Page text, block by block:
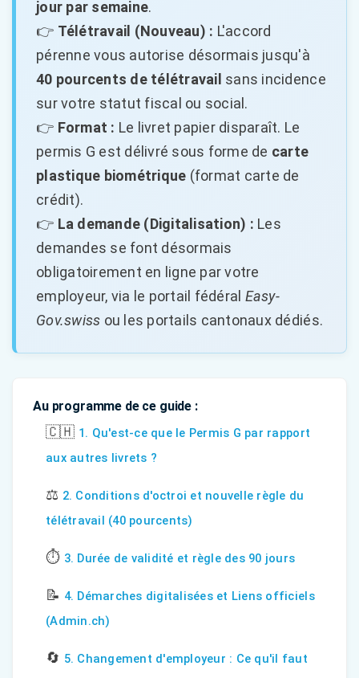
jour par semaine.
👉 Télétravail (Nouveau) : L'accord
pérenne vous autorise désormais jusqu'à
40 pourcents de télétravail sans incidence
sur votre statut fiscal ou social.
👉 Format : Le livret papier disparaît. Le
permis G est délivré sous forme de carte
plastique biométrique (format carte de
crédit).
👉 La demande (Digitalisation) : Les
demandes se font désormais
obligatoirement en ligne par votre
employeur, via le portail fédéral Easy-
Gov.swiss ou les portails cantonaux dédiés.
Au programme de ce guide :
🇨🇭 1. Qu'est-ce que le Permis G par rapport
aux autres livrets ?
⚖️ 2. Conditions d'octroi et nouvelle règle du
télétravail (40 pourcents)
⏱️ 3. Durée de validité et règle des 90 jours
📝 4. Démarches digitalisées et Liens officiels
(Admin.ch)
🔄 5. Changement d'employeur : Ce qu'il faut